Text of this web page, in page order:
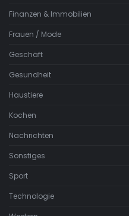
Finanzen & Immobilien
Frauen / Mode
Geschäft
Gesundheit
Haustiere
Kochen
Nachrichten
Sonstiges
Sport
Technologie